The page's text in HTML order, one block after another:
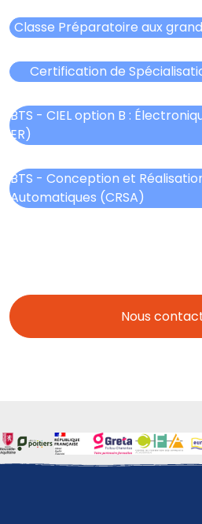
Classe Préparatoire aux
Certification de
BTS - CIEL option B :
ER)
BTS - Conception et
Automatiques (CRSA)
Nous